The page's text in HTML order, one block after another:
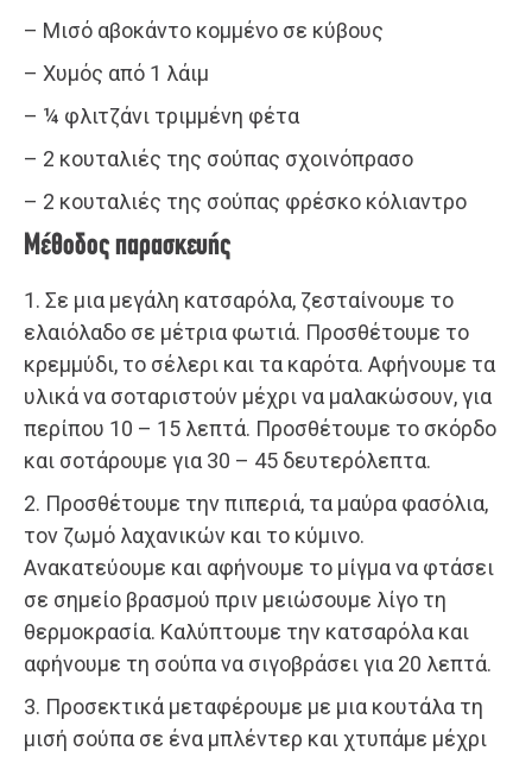
– Μισό αβοκάντο κομμένο σε κύβους
– Χυμός από 1 λάιμ
– ¼ φλιτζάνι τριμμένη φέτα
– 2 κουταλιές της σούπας σχοινόπρασο
– 2 κουταλιές της σούπας φρέσκο κόλιαντρο
Μέθοδος παρασκευής
1. Σε μια μεγάλη κατσαρόλα, ζεσταίνουμε το
ελαιόλαδο σε μέτρια φωτιά. Προσθέτουμε το
κρεμμύδι, το σέλερι και τα καρότα. Αφήνουμε τα
υλικά να σοταριστούν μέχρι να μαλακώσουν, για
περίπου 10 – 15 λεπτά. Προσθέτουμε το σκόρδο
και σοτάρουμε για 30 – 45 δευτερόλεπτα.
2. Προσθέτουμε την πιπεριά, τα μαύρα φασόλια,
τον ζωμό λαχανικών και το κύμινο.
Ανακατεύουμε και αφήνουμε το μίγμα να φτάσει
σε σημείο βρασμού πριν μειώσουμε λίγο τη
θερμοκρασία. Καλύπτουμε την κατσαρόλα και
αφήνουμε τη σούπα να σιγοβράσει για 20 λεπτά.
3. Προσεκτικά μεταφέρουμε με μια κουτάλα τη
μισή σούπα σε ένα μπλέντερ και χτυπάμε μέχρι